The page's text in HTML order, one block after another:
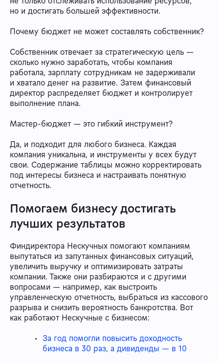
но и достигать большей эффективности.
Почему бюджет не может составлять собственник?
Собственник отвечает за стратегическую цель —
сколько нужно заработать, чтобы компания
работала, зарплату сотрудникам не задерживали
и хватало денег на развитие. Затем финансовый
директор распределяет бюджет и контролирует
выполнение плана.
Мастер-бюджет — это гибкий инструмент?
Да, и подходит для любого бизнеса. Каждая
компания уникальна, и инструменты у всех будут
свои. Содержание таблицы можно корректировать
под интересы бизнеса и настраивать понятную
отчетность.
Помогаем бизнесу достигать
лучших результатов
Финдиректора Нескучных помогают компаниям
выпутаться из запутанных финансовых ситуаций,
увеличить выручку и оптимизировать затраты
компании. Также они разбираются и с другими
вопросами — например, как выстроить
управленческую отчетность, выбраться из кассового
разрыва и снизить вероятность банкротства. Вот
как работают Нескучные с бизнесом:
За год помогли повысить доходность
бизнеса в 30 раз, а дивиденды — в 10